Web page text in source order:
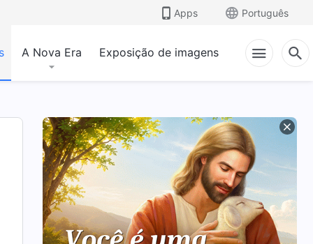
Apps Português
A Nova Era Exposição de imagens